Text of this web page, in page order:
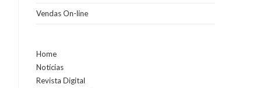
Vendas On-line
Home
Notícias
Revista Digital